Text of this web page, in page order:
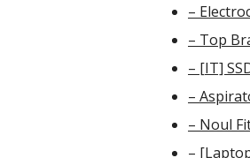
–
– Top
– [IT]
–
– Noul
–